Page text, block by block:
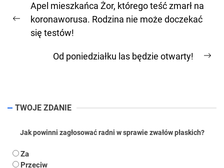
wpisu
Previous
post:
Apel mieszkańca Żor, którego teść zmarł na
koronaworusa. Rodzina nie może doczekać
się testów!
Od poniedziałku las będzie otwarty!
TWOJE ZDANIE
Jak powinni zagłosować radni w sprawie zwałów płaskich?
Za
Przeciw